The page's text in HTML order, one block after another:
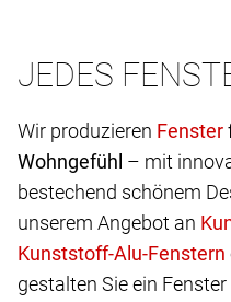
JEDES
Wir produzieren
Wohngefühl – mit
bestechend schönem
unserem Angebot an
gestalten Sie ein